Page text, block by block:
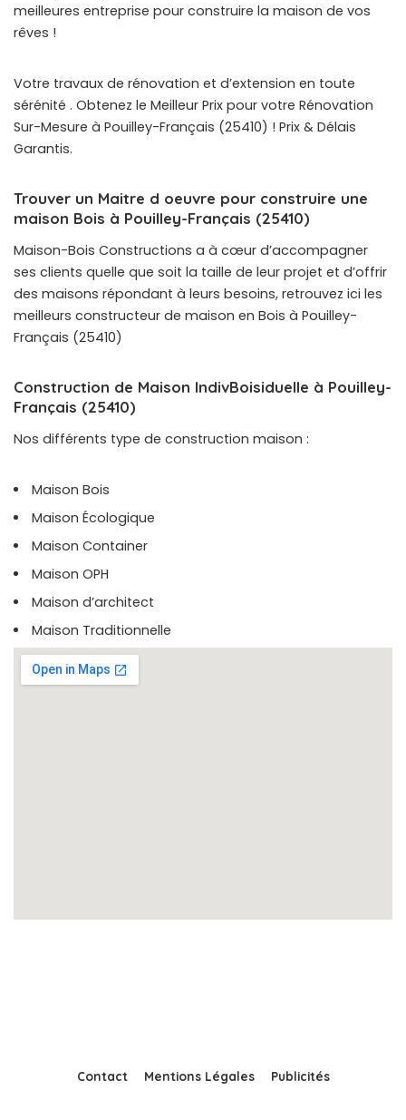
meilleures entreprise pour construire la maison de vos
rêves !
Votre travaux de rénovation et d’extension en toute
sérénité . Obtenez le Meilleur Prix pour votre Rénovation
Sur-Mesure à Pouilley-Français (25410) ! Prix & Délais
Garantis.
Trouver un Maitre d oeuvre pour construire une
maison Bois à Pouilley-Français (25410)
Maison-Bois Constructions a à cœur d’accompagner
ses clients quelle que soit la taille de leur projet et d’offrir
des maisons répondant à leurs besoins, retrouvez ici les
meilleurs constructeur de maison en Bois à Pouilley-
Français (25410)
Construction de Maison IndivBoisiduelle à Pouilley-
Français (25410)
Nos différents type de construction maison :
Maison Bois
Maison Écologique
Maison Container
Maison OPH
Maison d’architect
Maison Traditionnelle
Contact Mentions Légales Publicités